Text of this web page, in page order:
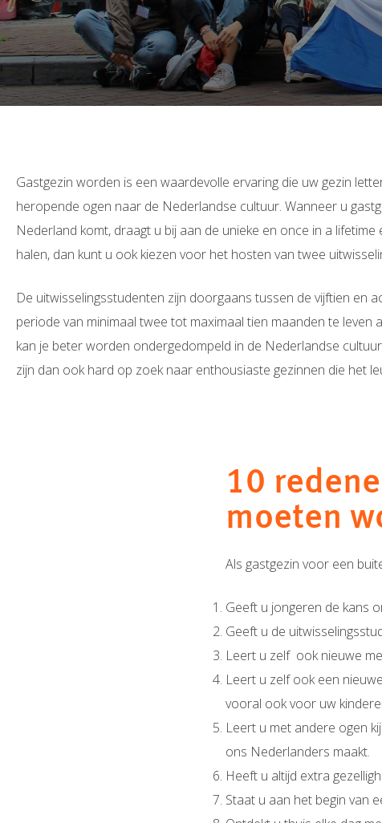
Gastgezin worden is een waardevolle ervaring die uw gezin
heropende ogen naar de Nederlandse cultuur. Wanneer u
Nederland komt, draagt u bij aan de unieke en once in a
halen, dan kunt u ook kiezen voor het hosten van twee
De uitwisselingsstudenten zijn doorgaans tussen de vijftien en
periode van minimaal twee tot maximaal tien maanden te
kan je beter worden ondergedompeld in de Nederlandse
zijn dan ook hard op zoek naar enthousiaste gezinnen die het
10
moeten
Als gastgezin voor een
Geeft u jongeren de kans
Geeft u de
Leert u zelf ook nieuwe
Leert u zelf ook een
vooral ook voor uw
Leert u met andere ogen
ons Nederlanders maakt.
Heeft u altijd extra
Staat u aan het begin van